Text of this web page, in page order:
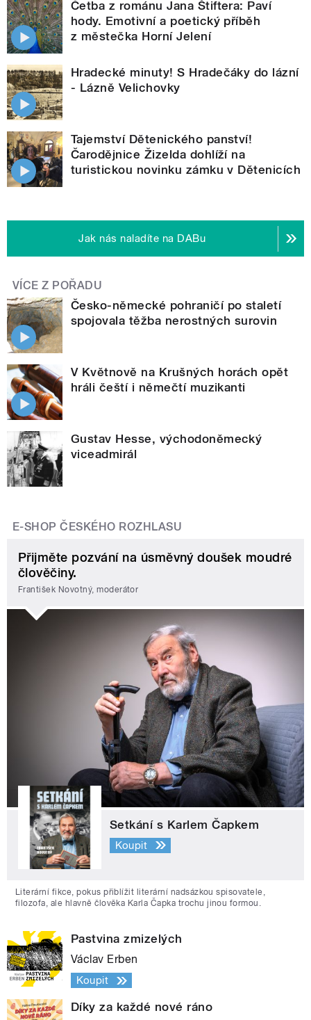
Četba z románu Jana Štiftera: Paví
hody. Emotivní a poetický příběh
z městečka Horní Jelení
Hradecké minuty! S Hradečáky do lázní
- Lázně Velichovky
Tajemství Dětenického panství!
Čarodějnice Žizelda dohlíží na
turistickou novinku zámku v Dětenicích
Jak nás naladíte na DABu
VÍCE Z POŘADU
Česko-německé pohraničí po staletí
spojovala těžba nerostných surovin
V Květnově na Krušných horách opět
hráli čeští i němečtí muzikanti
Gustav Hesse, východoněmecký
viceadmirál
E-SHOP ČESKÉHO ROZHLASU
Přijměte pozvání na úsměvný doušek moudré
člověčiny.
František Novotný, moderátor
Setkání s Karlem Čapkem
Koupit
Literární fikce, pokus přiblížit literární nadsázkou spisovatele,
filozofa, ale hlavně člověka Karla Čapka trochu jinou formou.
Pastvina zmizelých
Václav Erben
Koupit
Díky za každé nové ráno